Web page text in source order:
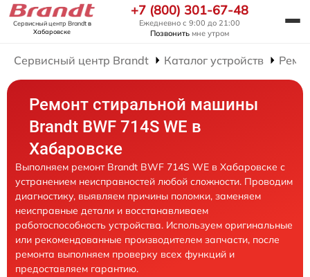
Сервисный центр Brandtв
Хабаровске
+7 (800) 301-67-48
Ежедневно с 9:00 до 21:00
Позвонить мне утром
Сервисный центр Brandt Каталог устройств
Ремонт стиральной машины
Brandt BWF 714S WE в
Хабаровске
Выполняем ремонт Brandt BWF 714S WE в Хабаровске с
устранением неисправностей любой сложности. Проводим
диагностику, выявляем причины поломки, заменяем
неисправные детали и восстанавливаем
работоспособность устройства. Используем оригинальные
или рекомендованные производителем запчасти, после
ремонта выполняем проверку всех функций и
предоставляем гарантию.